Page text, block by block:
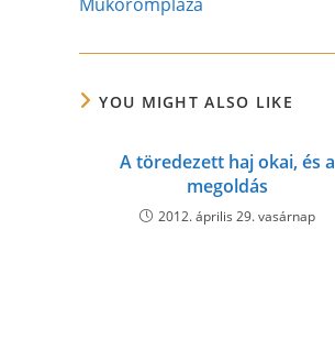
articles
YOU MIGHT ALSO LIKE
A töredezett haj okai, és a
megoldás
2012. április 29. vasárnap